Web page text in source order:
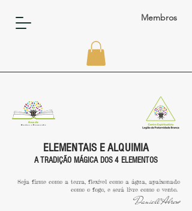
Membros
ELEMENTAIS E ALQUIMIA
A TRADIÇÃO MÁGICA DOS 4 ELEMENTOS
Seja firme como a terra, flexível como a água, apaixonado
como o fogo, e será livre como o vento.
Daniell Abrew